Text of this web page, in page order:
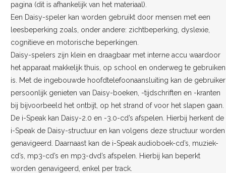
pagina (dit is afhankelijk van het materiaal).
Een Daisy-speler kan worden gebruikt door mensen met een
leesbeperking zoals, onder andere: zichtbeperking, dyslexie,
cognitieve en motorische beperkingen.
Daisy-spelers zijn klein en draagbaar met interne accu waardoor
het apparaat makkelijk thuis, op school en onderweg te gebruiken
is. Met de ingebouwde hoofdtelefoonaansluiting kan de gebruiker
persoonlijk genieten van Daisy-boeken, -tijdschriften en -kranten
bij bijvoorbeeld het ontbijt, op het strand of voor het slapen gaan.
De i-Speak kan Daisy-2.0 en -3.0-cd’s afspelen. Hierbij herkent de
i-Speak de Daisy-structuur en kan volgens deze structuur worden
genavigeerd. Daarnaast kan de i-Speak audioboek-cd’s, muziek-
cd’s, mp3-cd’s en mp3-dvd’s afspelen. Hierbij kan beperkt
worden genavigeerd, enkel per track.